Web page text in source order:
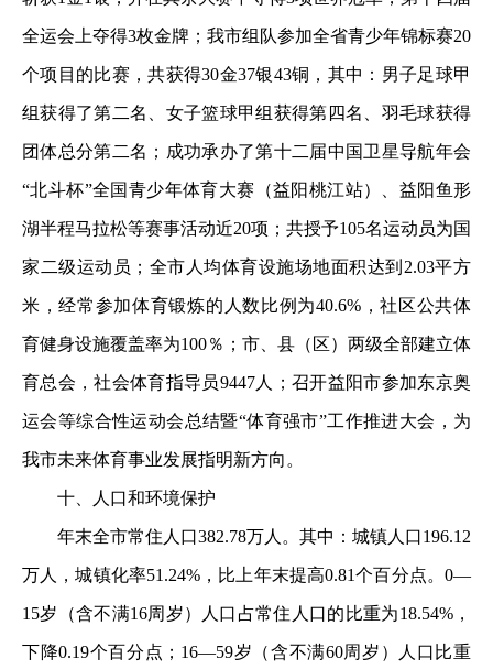
全运会上夺得3枚金牌；我市组队参加全省青少年锦标赛20
个项目的比赛，共获得30金37银43铜，其中：男子足球甲
组获得了第二名、女子篮球甲组获得第四名、羽毛球获得
团体总分第二名；成功承办了第十二届中国卫星导航年会
“北斗杯”全国青少年体育大赛（益阳桃江站）、益阳鱼形
湖半程马拉松等赛事活动近20项；共授予105名运动员为国
家二级运动员；全市人均体育设施场地面积达到2.03平方
米，经常参加体育锻炼的人数比例为40.6%，社区公共体
育健身设施覆盖率为100％；市、县（区）两级全部建立体
育总会，社会体育指导员9447人；召开益阳市参加东京奥
运会等综合性运动会总结暨“体育强市”工作推进大会，为
我市未来体育事业发展指明新方向。
十、人口和环境保护
年末全市常住人口382.78万人。其中：城镇人口196.12
万人，城镇化率51.24%，比上年末提高0.81个百分点。0—
15岁（含不满16周岁）人口占常住人口的比重为18.54%，
下降0.19个百分点；16—59岁（含不满60周岁）人口比重